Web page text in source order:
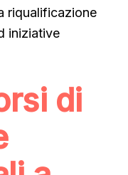
riqualificazione
iniziative
di